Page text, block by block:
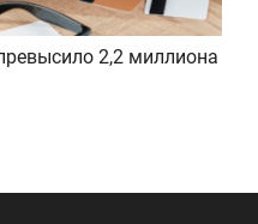
2,2 миллиона